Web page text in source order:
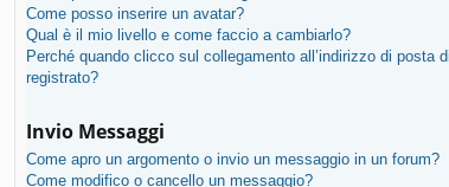
Come posso inserire un avatar?
Qual è il mio livello e come faccio a cambiarlo?
Perché quando clicco sul collegamento all’indirizzo di posta
registrato?
Invio Messaggi
Come apro un argomento o invio un messaggio in un forum?
Come modifico o cancello un messaggio?